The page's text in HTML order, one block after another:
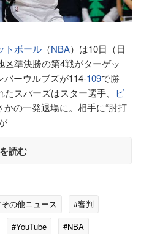
トボール （NBA）は10日（日
準決勝の第4戦がターゲッ
バーウルブズが114-109で勝
スパーズはスター選手、 ビ
かの一発退場に。相手に“肘打
読む
の他ニュース
#審判
#YouTube
#NBA